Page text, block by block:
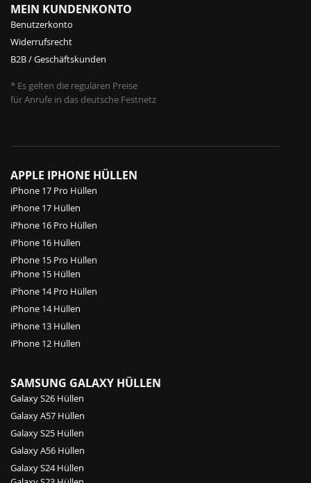
MEIN KUNDENKONTO
Benutzerkonto
Widerrufsrecht
B2B / Geschäftskunden
* Es gelten die regulären Preise
für Anrufe in das deutsche Festnetz
APPLE IPHONE HÜLLEN
iPhone 17 Pro Hüllen
iPhone 17 Hüllen
iPhone 16 Pro Hüllen
iPhone 16 Hüllen
iPhone 15 Pro Hüllen
iPhone 15 Hüllen
iPhone 14 Pro Hüllen
iPhone 14 Hüllen
iPhone 13 Hüllen
iPhone 12 Hüllen
SAMSUNG GALAXY HÜLLEN
Galaxy S26 Hüllen
Galaxy A57 Hüllen
Galaxy S25 Hüllen
Galaxy A56 Hüllen
Galaxy S24 Hüllen